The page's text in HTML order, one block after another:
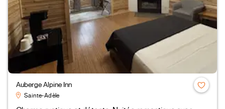
Auberge Alpine Inn
Sainte-Adèle